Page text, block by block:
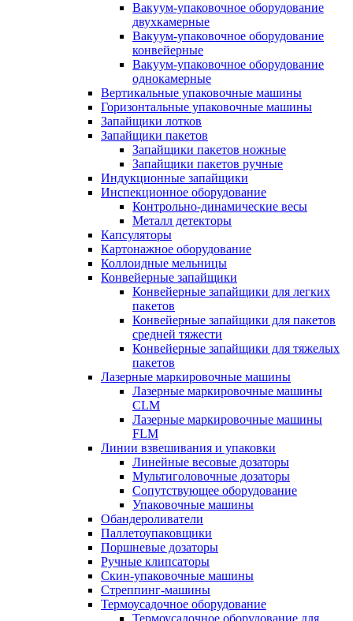
Вакуум-упаковочное оборудование
двухкамерные
Вакуум-упаковочное оборудование
конвейерные
Вакуум-упаковочное оборудование
однокамерные
Вертикальные упаковочные машины
Горизонтальные упаковочные машины
Запайщики лотков
Запайщики пакетов
Запайщики пакетов ножные
Запайщики пакетов ручные
Индукционные запайщики
Инспекционное оборудование
Контрольно-динамические весы
Металл детекторы
Капсуляторы
Картонажное оборудование
Коллоидные мельницы
Конвейерные запайщики
Конвейерные запайщики для легких
пакетов
Конвейерные запайщики для пакетов
средней тяжести
Конвейерные запайщики для тяжелых
пакетов
Лазерные маркировочные машины
Лазерные маркировочные машины
CLM
Лазерные маркировочные машины
FLM
Линии взвешивания и упаковки
Линейные весовые дозаторы
Мультиголовочные дозаторы
Сопутствующее оборудование
Упаковочные машины
Обандероливатели
Паллетоупаковщики
Поршневые дозаторы
Ручные клипсаторы
Скин-упаковочные машины
Стреппинг-машины
Термоусадочное оборудование
Термоусадочное оборудование для